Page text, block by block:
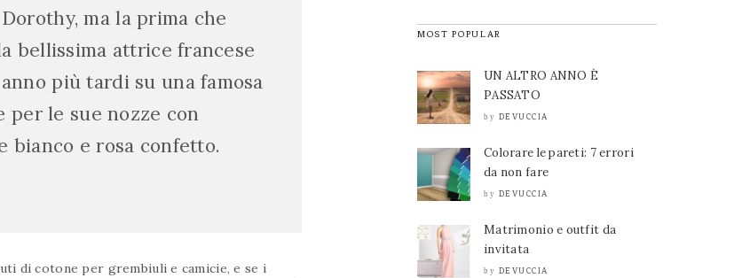
ma la prima che
bellissima attrice francese
più tardi su una famosa
per le sue nozze con
bianco e rosa confetto.
di cotone per grembiuli e camicie, e se i
MOST POPULAR
UN ALTRO ANNO È
PASSATO
by DEVUCCIA
Colorare le pareti: 7 errori
da non fare
by DEVUCCIA
Matrimonio e outfit da
invitata
by DEVUCCIA